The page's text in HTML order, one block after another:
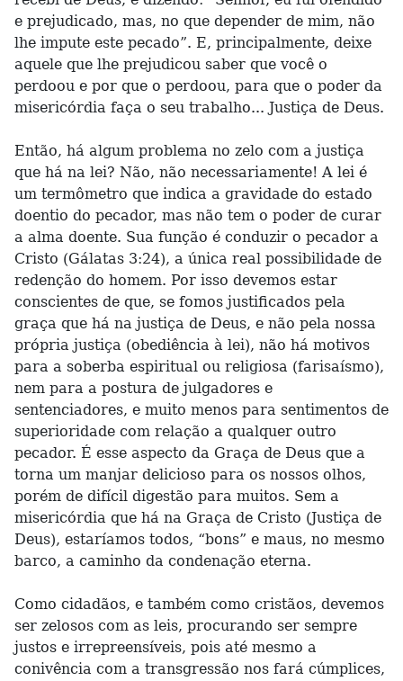
e prejudicado, mas, no que depender de mim, não
lhe impute este pecado”. E, principalmente, deixe
aquele que lhe prejudicou saber que você o
perdoou e por que o perdoou, para que o poder da
misericórdia faça o seu trabalho... Justiça de Deus.
Então, há algum problema no zelo com a justiça
que há na lei? Não, não necessariamente! A lei é
um termômetro que indica a gravidade do estado
doentio do pecador, mas não tem o poder de curar
a alma doente. Sua função é conduzir o pecador a
Cristo (Gálatas 3:24), a única real possibilidade de
redenção do homem. Por isso devemos estar
conscientes de que, se fomos justificados pela
graça que há na justiça de Deus, e não pela nossa
própria justiça (obediência à lei), não há motivos
para a soberba espiritual ou religiosa (farisaísmo),
nem para a postura de julgadores e
sentenciadores, e muito menos para sentimentos de
superioridade com relação a qualquer outro
pecador. É esse aspecto da Graça de Deus que a
torna um manjar delicioso para os nossos olhos,
porém de difícil digestão para muitos. Sem a
misericórdia que há na Graça de Cristo (Justiça de
Deus), estaríamos todos, “bons” e maus, no mesmo
barco, a caminho da condenação eterna.
Como cidadãos, e também como cristãos, devemos
ser zelosos com as leis, procurando ser sempre
justos e irrepreensíveis, pois até mesmo a
conivência com a transgressão nos fará cúmplices,